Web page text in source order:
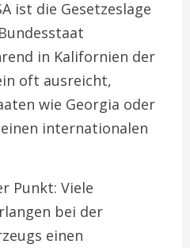
ist die Gesetzeslage
in Kalifornien der
oft ausreicht,
wie Georgia oder
internationalen
Punkt: Viele
bei der
einen